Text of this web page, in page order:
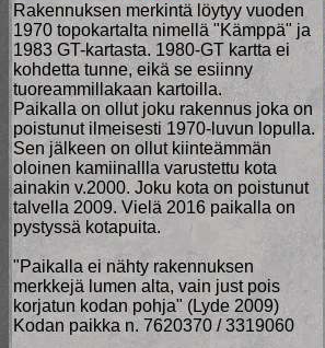
Rakennuksen merkintä löytyy vuoden
1970 topokartalta nimellä "Kämppä" ja
1983 GT-kartasta. 1980-GT kartta ei
kohdetta tunne, eikä se esiinny
tuoreammillakaan kartoilla.
Paikalla on ollut joku rakennus joka on
poistunut ilmeisesti 1970-luvun lopulla.
Sen jälkeen on ollut kiinteämmän
oloinen kamiinallla varustettu kota
ainakin v.2000. Joku kota on poistunut
talvella 2009. Vielä 2016 paikalla on
pystyssä kotapuita.
"Paikalla ei nähty rakennuksen
merkkejä lumen alta, vain just pois
korjatun kodan pohja" (Lyde 2009)
Kodan paikka n. 7620370 / 3319060